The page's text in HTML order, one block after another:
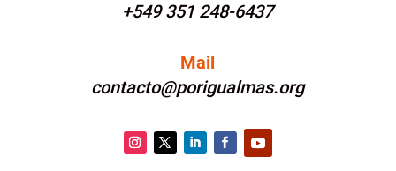
+549 351 248-6437
Mail
contacto@porigualmas.org
Facebook